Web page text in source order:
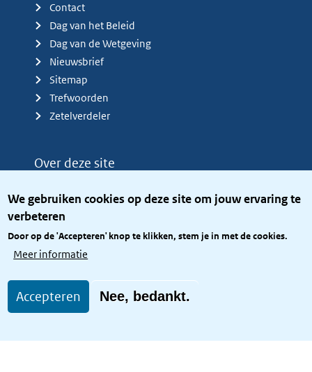
We gebruiken cookies op deze site om jouw ervaring te
verbeteren
Door op de 'Accepteren' knop te klikken, stem je in met de cookies.
Meer informatie
Accepteren Nee, bedankt.
Contact
Dag van het Beleid
Dag van de Wetgeving
Nieuwsbrief
Sitemap
Trefwoorden
Zetelverdeler
Over deze site
Privacy
Toegang site openbaar
Toegankelijkheid